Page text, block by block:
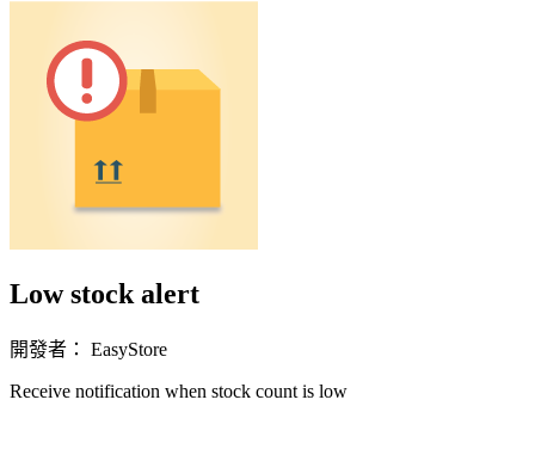
Low stock alert
開發者： EasyStore
Receive notification when stock count is low